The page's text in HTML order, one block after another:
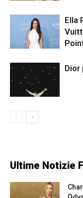
Ella
Dior
Ultime Notizie